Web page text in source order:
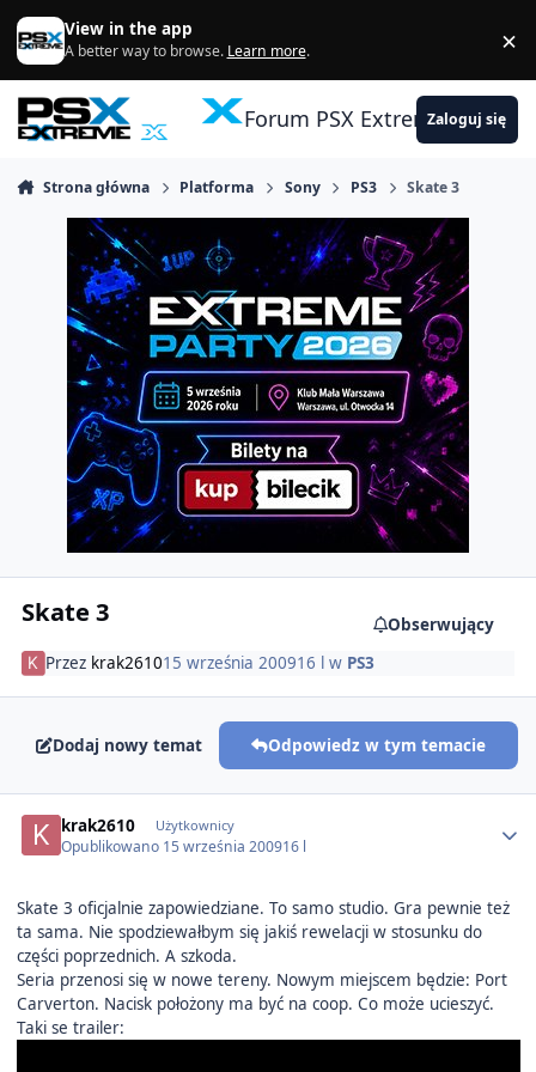
Skocz do zawartości
View in the app
A better way to browse. Learn more. ×
Forum PSX ExtremeZaloguj się
Strona główna Platforma Sony PS3 Skate 3
Skate 3
Obserwujący
Przez krak261015 września 200916 l w PS3
Dodaj nowy temat Odpowiedz w tym temacie
krak2610 Użytkownicy
Opublikowano 15 września 200916 l
Skate 3 oficjalnie zapowiedziane. To samo studio. Gra pewnie też
ta sama. Nie spodziewałbym się jakiś rewelacji w stosunku do
części poprzednich. A szkoda.
Seria przenosi się w nowe tereny. Nowym miejscem będzie: Port
Carverton. Nacisk położony ma być na coop. Co może ucieszyć.
Taki se trailer: